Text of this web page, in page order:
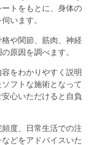
トをもとに、身体の
います。
や関節、筋肉、神経
原因を調べます。
をわかりやすく説明
フトな施術となって
心いただけると自負
度、日常生活での注
どをアドバイスいた